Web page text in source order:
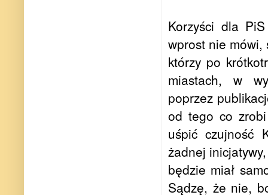
Korzyści dla
wprost nie mówi,
którzy po
miastach, w
poprzez
od tego co
uśpić czujność
żadnej
będzie miał
Sądzę, że nie,